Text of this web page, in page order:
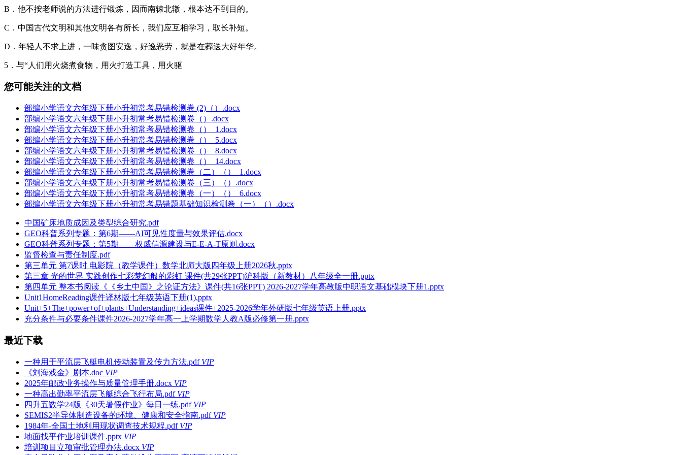
B．他不按老师说的方法进行锻炼，因而南辕北辙，根本达不到目的。
C．中国古代文明和其他文明各有所长，我们应互相学习，取长补短。
D．年轻人不求上进，一味贪图安逸，好逸恶劳，就是在葬送大好年华。
5．与“人们用火烧煮食物，用火打造工具，用火驱
您可能关注的文档
部编小学语文六年级下册小升初常考易错检测卷 (2)（）.docx
部编小学语文六年级下册小升初常考易错检测卷（）.docx
部编小学语文六年级下册小升初常考易错检测卷（）_1.docx
部编小学语文六年级下册小升初常考易错检测卷（）_5.docx
部编小学语文六年级下册小升初常考易错检测卷（）_8.docx
部编小学语文六年级下册小升初常考易错检测卷（）_14.docx
部编小学语文六年级下册小升初常考易错检测卷（二）（）_1.docx
部编小学语文六年级下册小升初常考易错检测卷（三）（）.docx
部编小学语文六年级下册小升初常考易错检测卷（一）（）_6.docx
部编小学语文六年级下册小升初常考易错题基础知识检测卷（一）（）.docx
中国矿床地质成因及类型综合研究.pdf
GEO科普系列专题：第6期——AI可见性度量与效果评估.docx
GEO科普系列专题：第5期——权威信源建设与E-E-A-T原则.docx
监督检查与责任制度.pdf
第三单元 第7课时 电影院（教学课件）数学北师大版四年级上册2026秋.pptx
第三章 光的世界 实践创作七彩梦幻般的彩虹 课件(共29张PPT)沪科版（新教材）八年级全一册.pptx
第四单元 整本书阅读《《乡土中国》之论证方法》课件(共16张PPT) 2026-2027学年高教版中职语文基础模块下册1.pptx
Unit1HomeReading课件译林版七年级英语下册(1).pptx
Unit+5+The+power+of+plants+Understanding+ideas课件+2025-2026学年外研版七年级英语上册.pptx
充分条件与必要条件课件2026-2027学年高一上学期数学人教A版必修第一册.pptx
最近下载
一种用于平流层飞艇电机传动装置及传力方法.pdf VIP
《刘海戏金》剧本.doc VIP
2025年邮政业务操作与质量管理手册.docx VIP
一种高出勤率平流层飞艇综合飞行布局.pdf VIP
四升五数学24版《30天暑假作业》每日一练.pdf VIP
SEMIS2半导体制造设备的环境、健康和安全指南.pdf VIP
1984年-全国土地利用现状调查技术规程.pdf VIP
地面找平作业培训课件.pptx VIP
培训项目立项审批管理办法.docx VIP